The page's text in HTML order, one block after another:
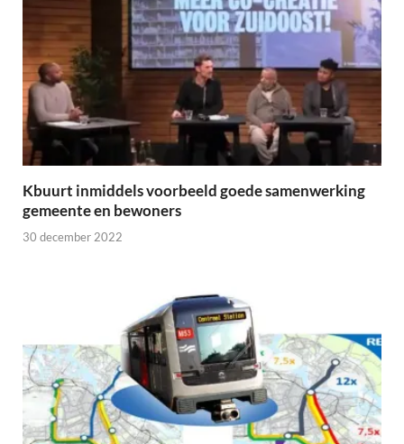
Kbuurt inmiddels voorbeeld goede samenwerking
gemeente en bewoners
30 december 2022